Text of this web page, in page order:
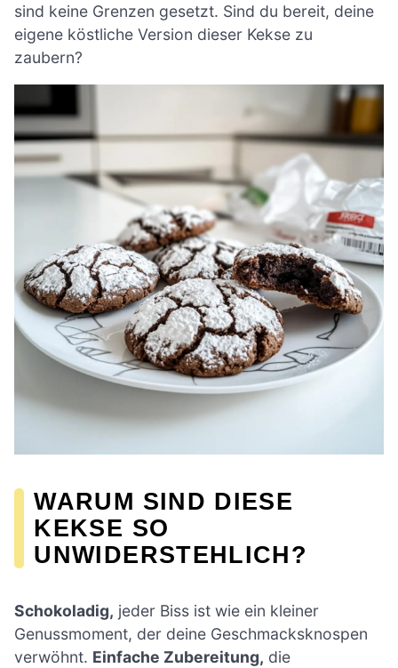
sind keine Grenzen gesetzt. Sind du bereit, deine
eigene köstliche Version dieser Kekse zu
zaubern?
WARUM SIND DIESE
KEKSE SO
UNWIDERSTEHLICH?
Schokoladig, jeder Biss ist wie ein kleiner
Genussmoment, der deine Geschmacksknospen
verwöhnt. Einfache Zubereitung, die